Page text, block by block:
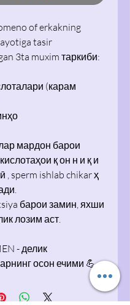
of erkakning
tasir
3ta muxim таркиби:
(карам
мардон барои
қ он н и қ и
, sperm ishlab chikar ҳ
барои замин, яхши
лозим аст.
- делик
осон ечими 💪